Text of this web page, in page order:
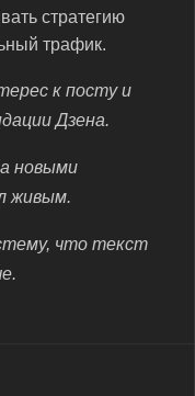
стратегию
трафик.
к посту и
Дзена.
новыми
живым.
что текст